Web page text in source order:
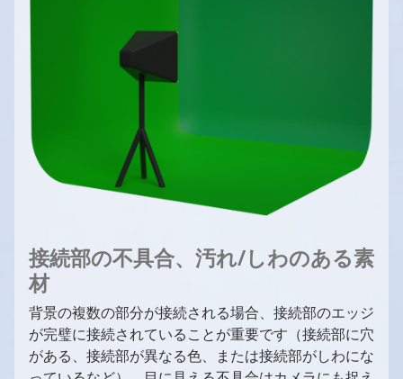
接続部の不具合、汚れ/しわのある素
材
背景の複数の部分が接続される場合、接続部のエッジ
が完璧に接続されていることが重要です（接続部に穴
がある、接続部が異なる色、または接続部がしわにな